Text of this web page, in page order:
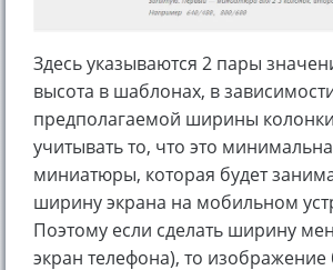
Здесь указываются 2 пары
высота в шаблонах, в
предполагаемой ширины
учитывать то, что это
миниатюры, которая будет
ширину экрана на мобильном
Поэтому если сделать ширину
экран телефона), то изображение